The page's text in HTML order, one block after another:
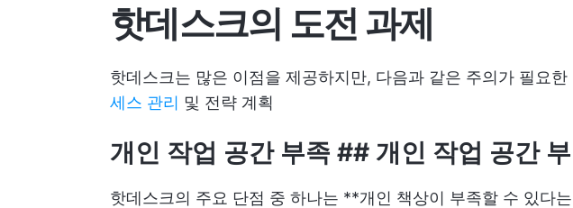
핫데스크의 도전 과제
핫데스크는 많은 이점을 제공하지만, 다음과 같은 주의가 필요
세스 관리 및 전략 계획
개인 작업 공간 부족 ## 개인 작업 공간
핫데스크의 주요 단점 중 하나는 **개인 책상이 부족할 수 있다